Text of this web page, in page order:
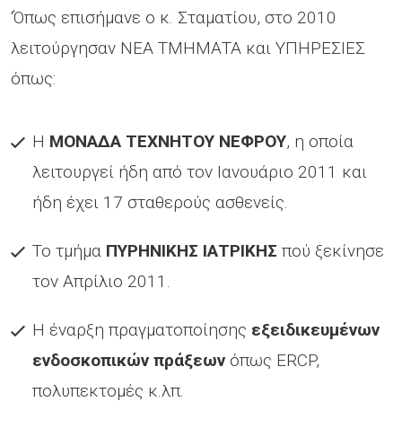
‘Όπως επισήμανε ο κ. Σταματίου, στο 2010
λειτούργησαν ΝΕΑ ΤΜΗΜΑΤΑ και ΥΠΗΡΕΣΙΕΣ
όπως:
Η ΜΟΝΑΔΑ ΤΕΧΝΗΤΟΥ ΝΕΦΡΟΥ, η οποία
λειτουργεί ήδη από τον Ιανουάριο 2011 και
ήδη έχει 17 σταθερούς ασθενείς.
Το τμήμα ΠΥΡΗΝΙΚΗΣ ΙΑΤΡΙΚΗΣ πού ξεκίνησε
τον Απρίλιο 2011.
Η έναρξη πραγματοποίησης εξειδικευμένων
ενδοσκοπικών πράξεων όπως ERCP,
πολυπεκτομές κ.λπ.